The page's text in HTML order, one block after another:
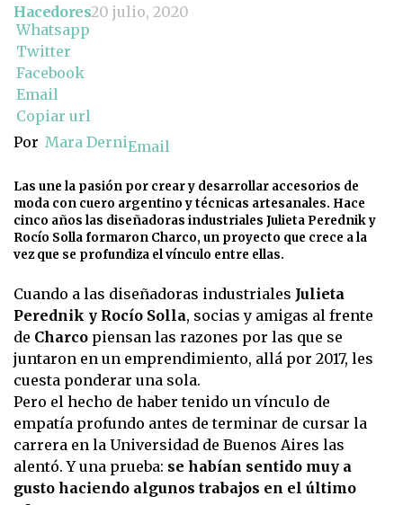
Hacedores20 julio, 2020
Whatsapp
Twitter
Facebook
Email
Copiar url
Por Mara DerniEmail
Las une la pasión por crear y desarrollar accesorios de
moda con cuero argentino y técnicas artesanales. Hace
cinco años las diseñadoras industriales Julieta Perednik y
Rocío Solla formaron Charco, un proyecto que crece a la
vez que se profundiza el vínculo entre ellas.
Cuando a las diseñadoras industriales Julieta
Perednik y Rocío Solla, socias y amigas al frente
de Charco piensan las razones por las que se
juntaron en un emprendimiento, allá por 2017, les
cuesta ponderar una sola.
Pero el hecho de haber tenido un vínculo de
empatía profundo antes de terminar de cursar la
carrera en la Universidad de Buenos Aires las
alentó. Y una prueba: se habían sentido muy a
gusto haciendo algunos trabajos en el último